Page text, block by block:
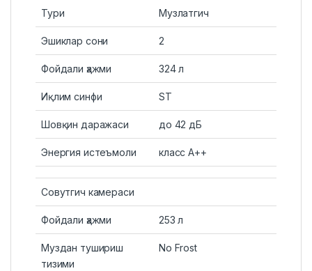
Тури Музлатгич
Эшиклар сони 2
Фойдали ҳажми 324 л
Иқлим синфи ST
Шовқин даражаси до 42 дБ
Энергия истеъмоли класс А++
Совутгич камераси
Фойдали ҳажми 253 л
Муздан тушириш
тизими
No Frost